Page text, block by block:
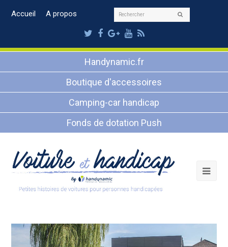
Accueil A propos Rechercher
Twitter
Facebook
Google
Plus
Youtube
RSS
Handynamic.fr
Boutique d'accessoires
Camping-car handicap
Fonds de dotation Push